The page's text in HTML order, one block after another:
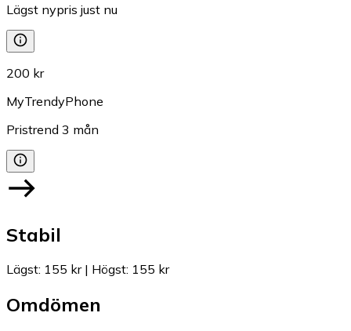
Lägst nypris just nu
200 kr
MyTrendyPhone
Pristrend 3 mån
Stabil
Lägst: 155 kr| Högst: 155 kr
Omdömen